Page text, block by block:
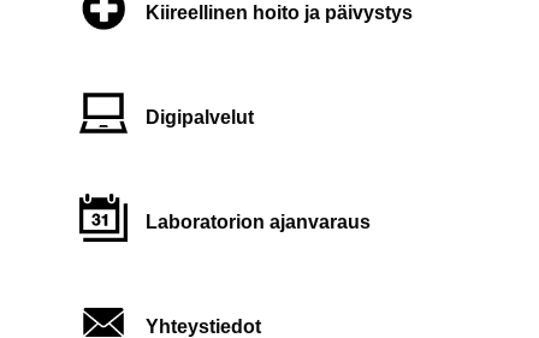
Kiireellinen hoito ja päivystys
Digipalvelut
Laboratorion ajanvaraus
Yhteystiedot